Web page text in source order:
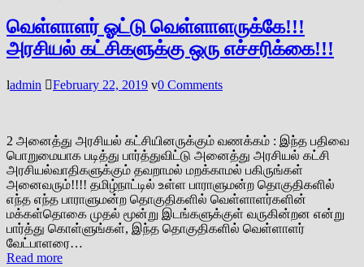
வெள்ளாளர் ஓட்டு வெள்ளாளருக்கே!!!
அரசியல் கட்சிகளுக்கு ஒரு எச்சரிக்கை!!!
admin February 22, 2019 0 Comments
2 அனைத்து அரசியல் கட்சியினருக்கும் வணக்கம் : இந்த பதிவை
பொறுமையாக படித்து பார்த்துவிட்டு அனைத்து அரசியல் கட்சி
அரசியல்வாதிகளுக்கும் தவறாமல் மறக்காமல் பகிருங்கள்
அனைவரும்!!!! தமிழ்நாட்டில் உள்ள பாராளுமன்ற தொகுதிகளில்
எந்த எந்த பாராளுமன்ற தொகுதிகளில் வெள்ளாளர்களின்
மக்கள்தொகை முதல் மூன்று இடங்களுக்குள் வருகின்றன என்று
பார்த்து கொள்ளுங்கள், இந்த தொகுதிகளில் வெள்ளாளர்
வேட்பாளரை…
Read more